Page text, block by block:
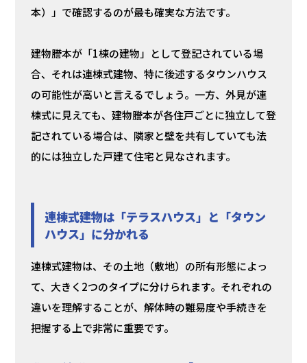
本）」で確認するのが最も確実な方法です。
建物謄本が「1棟の建物」として登記されている場
合、それは連棟式建物、特に後述するタウンハウス
の可能性が高いと言えるでしょう。一方、外見が連
棟式に見えても、建物謄本が各住戸ごとに独立して登
記されている場合は、隣家と壁を共有していても法
的には独立した戸建て住宅と見なされます。
連棟式建物は「テラスハウス」と「タウン
ハウス」に分かれる
連棟式建物は、その土地（敷地）の所有形態によっ
て、大きく2つのタイプに分けられます。それぞれの
違いを理解することが、解体時の難易度や手続きを
把握する上で非常に重要です。